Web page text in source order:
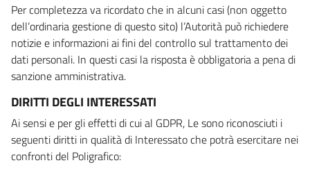
Per completezza va ricordato che in alcuni casi (non oggetto
dell’ordinaria gestione di questo sito) l’Autorità può richiedere
notizie e informazioni ai fini del controllo sul trattamento dei
dati personali. In questi casi la risposta è obbligatoria a pena di
sanzione amministrativa.
DIRITTI DEGLI INTERESSATI
Ai sensi e per gli effetti di cui al GDPR, Le sono riconosciuti i
seguenti diritti in qualità di Interessato che potrà esercitare nei
confronti del Poligrafico: